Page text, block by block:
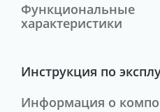
Функциональные
характеристики
Инструкция по
Информация о